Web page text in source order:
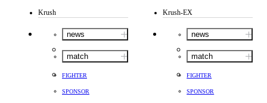
Krush
news
match
FIGHTER
SPONSOR
Krush-EX
news
match
FIGHTER
SPONSOR